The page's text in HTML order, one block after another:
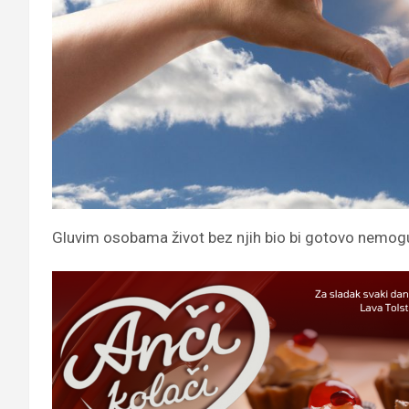
Gluvim osobama život bez njih bio bi gotovo